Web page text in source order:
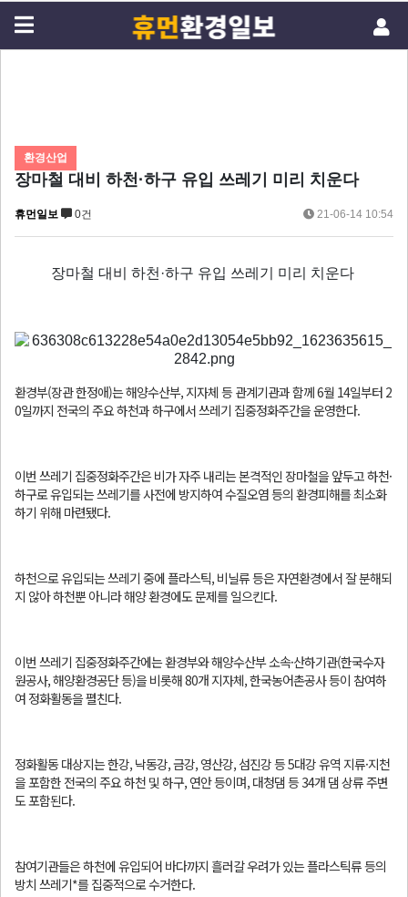
환경산업
장마철 대비 하천·하구 유입 쓰레기 미리 치운다
휴먼일보 0건 21-06-14 10:54
장마철 대비 하천·하구 유입 쓰레기 미리 치운다
환경부(장관 한정애)는 해양수산부, 지자체 등 관계기관과 함께 6월 14일부터 2
0일까지 전국의 주요 하천과 하구에서 쓰레기 집중정화주간을 운영한다.
이번 쓰레기 집중정화주간은 비가 자주 내리는 본격적인 장마철을 앞두고 하천·
하구로 유입되는 쓰레기를 사전에 방지하여 수질오염 등의 환경피해를 최소화
하기 위해 마련됐다.
하천으로 유입되는 쓰레기 중에 플라스틱, 비닐류 등은 자연환경에서 잘 분해되
지 않아 하천뿐 아니라 해양 환경에도 문제를 일으킨다.
이번 쓰레기 집중정화주간에는 환경부와 해양수산부 소속·산하기관(한국수자
원공사, 해양환경공단 등)을 비롯해 80개 지자체, 한국농어촌공사 등이 참여하
여 정화활동을 펼친다.
정화활동 대상지는 한강, 낙동강, 금강, 영산강, 섬진강 등 5대강 유역 지류·지천
을 포함한 전국의 주요 하천 및 하구, 연안 등이며, 대청댐 등 34개 댐 상류 주변
도 포함된다.
참여기관들은 하천에 유입되어 바다까지 흘러갈 우려가 있는 플라스틱류 등의
방치 쓰레기*를 집중적으로 수거한다.